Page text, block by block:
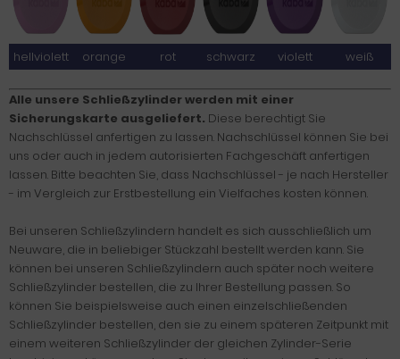
hellviolett orange rot schwarz violett weiß
Alle unsere Schließzylinder werden mit einer
Sicherungskarte ausgeliefert. Diese berechtigt Sie
Nachschlüssel anfertigen zu lassen. Nachschlüssel können Sie bei
uns oder auch in jedem autorisierten Fachgeschäft anfertigen
lassen. Bitte beachten Sie, dass Nachschlüssel - je nach Hersteller
- im Vergleich zur Erstbestellung ein Vielfaches kosten können.
Bei unseren Schließzylindern handelt es sich ausschließlich um
Neuware, die in beliebiger Stückzahl bestellt werden kann. Sie
können bei unseren Schließzylindern auch später noch weitere
Schließzylinder bestellen, die zu Ihrer Bestellung passen. So
können Sie beispielsweise auch einen einzelschließenden
Schließzylinder bestellen, den sie zu einem späteren Zeitpunkt mit
einem weiteren Schließzylinder der gleichen Zylinder-Serie